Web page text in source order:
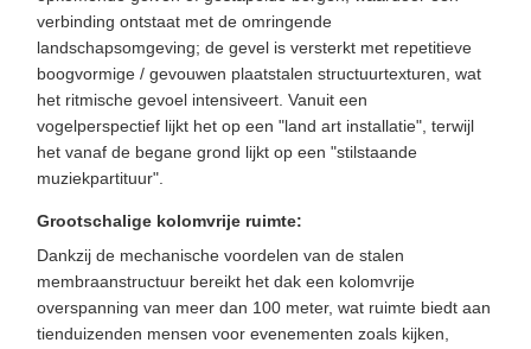
verbinding ontstaat met de omringende
landschapsomgeving; de gevel is versterkt met repetitieve
boogvormige / gevouwen plaatstalen structuurtexturen, wat
het ritmische gevoel intensiveert. Vanuit een
vogelperspectief lijkt het op een "land art installatie", terwijl
het vanaf de begane grond lijkt op een "stilstaande
muziekpartituur".
Grootschalige kolomvrije ruimte:
Dankzij de mechanische voordelen van de stalen
membraanstructuur bereikt het dak een kolomvrije
overspanning van meer dan 100 meter, wat ruimte biedt aan
tienduizenden mensen voor evenementen zoals kijken,